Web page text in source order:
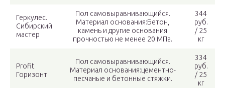
Геркулес.
Сибирский
мастер
Пол самовыравнивающийся.
Материал основания:Бетон,
камень и другие основания
прочностью не менее 20 МПа.
344
руб.
/ 25
кг
Profit
Горизонт
Пол самовыравнивающийся.
Материал основания:цементно-
песчаные и бетонные стяжки.
334
руб.
/ 25
кг